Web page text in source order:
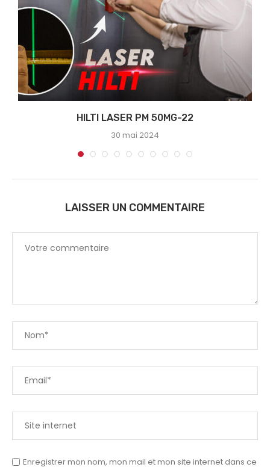
HILTI LASER PM 50MG-22
30 mai 2024
LAISSER UN COMMENTAIRE
Enregistrer mon nom, mon mail et mon site internet dans ce